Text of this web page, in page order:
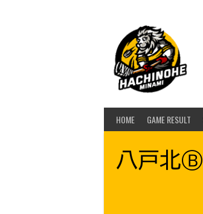
HOME GAME RESULT
八戸北Ⓑ